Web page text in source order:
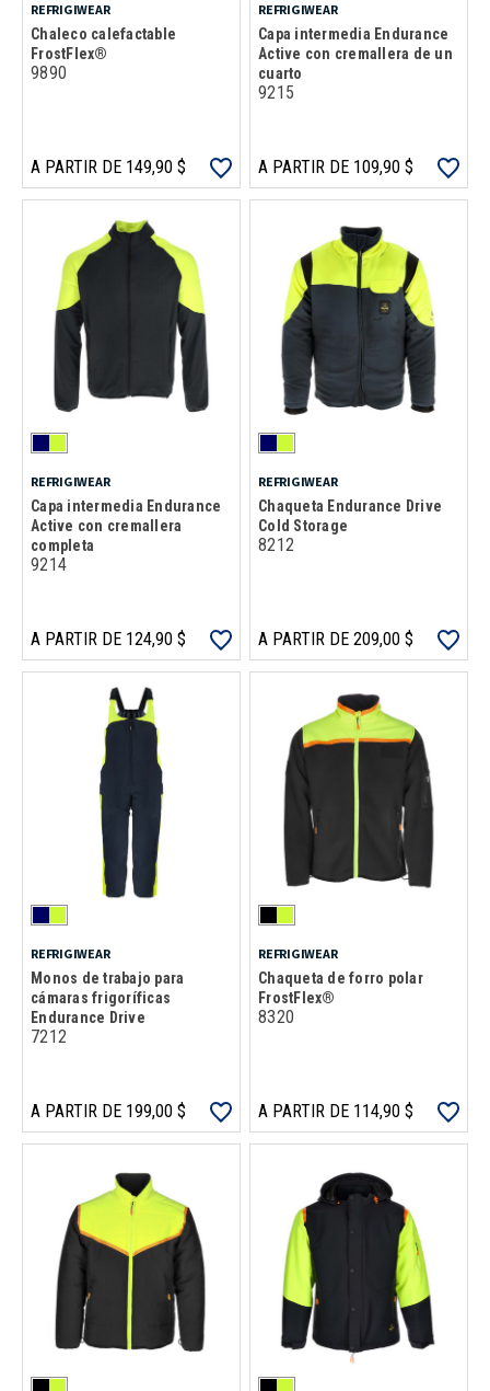
REFRIGIWEAR
Chaleco calefactable
FrostFlex®
9890
A PARTIR DE 149,90 $
REFRIGIWEAR
Capa intermedia Endurance
Active con cremallera de un
cuarto
9215
A PARTIR DE 109,90 $
REFRIGIWEAR
Capa intermedia Endurance
Active con cremallera
completa
9214
A PARTIR DE 124,90 $
REFRIGIWEAR
Chaqueta Endurance Drive
Cold Storage
8212
A PARTIR DE 209,00 $
REFRIGIWEAR
Monos de trabajo para
cámaras frigoríficas
Endurance Drive
7212
A PARTIR DE 199,00 $
REFRIGIWEAR
Chaqueta de forro polar
FrostFlex®
8320
A PARTIR DE 114,90 $